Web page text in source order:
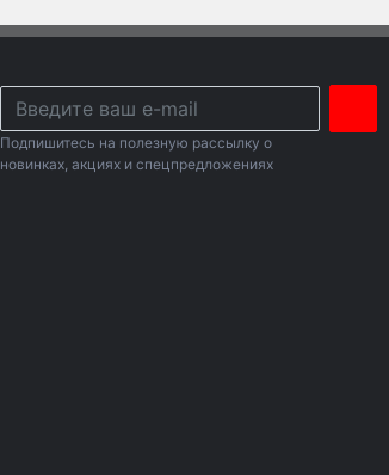
Подпишитесь на полезную рассылку о
новинках, акциях и спецпредложениях